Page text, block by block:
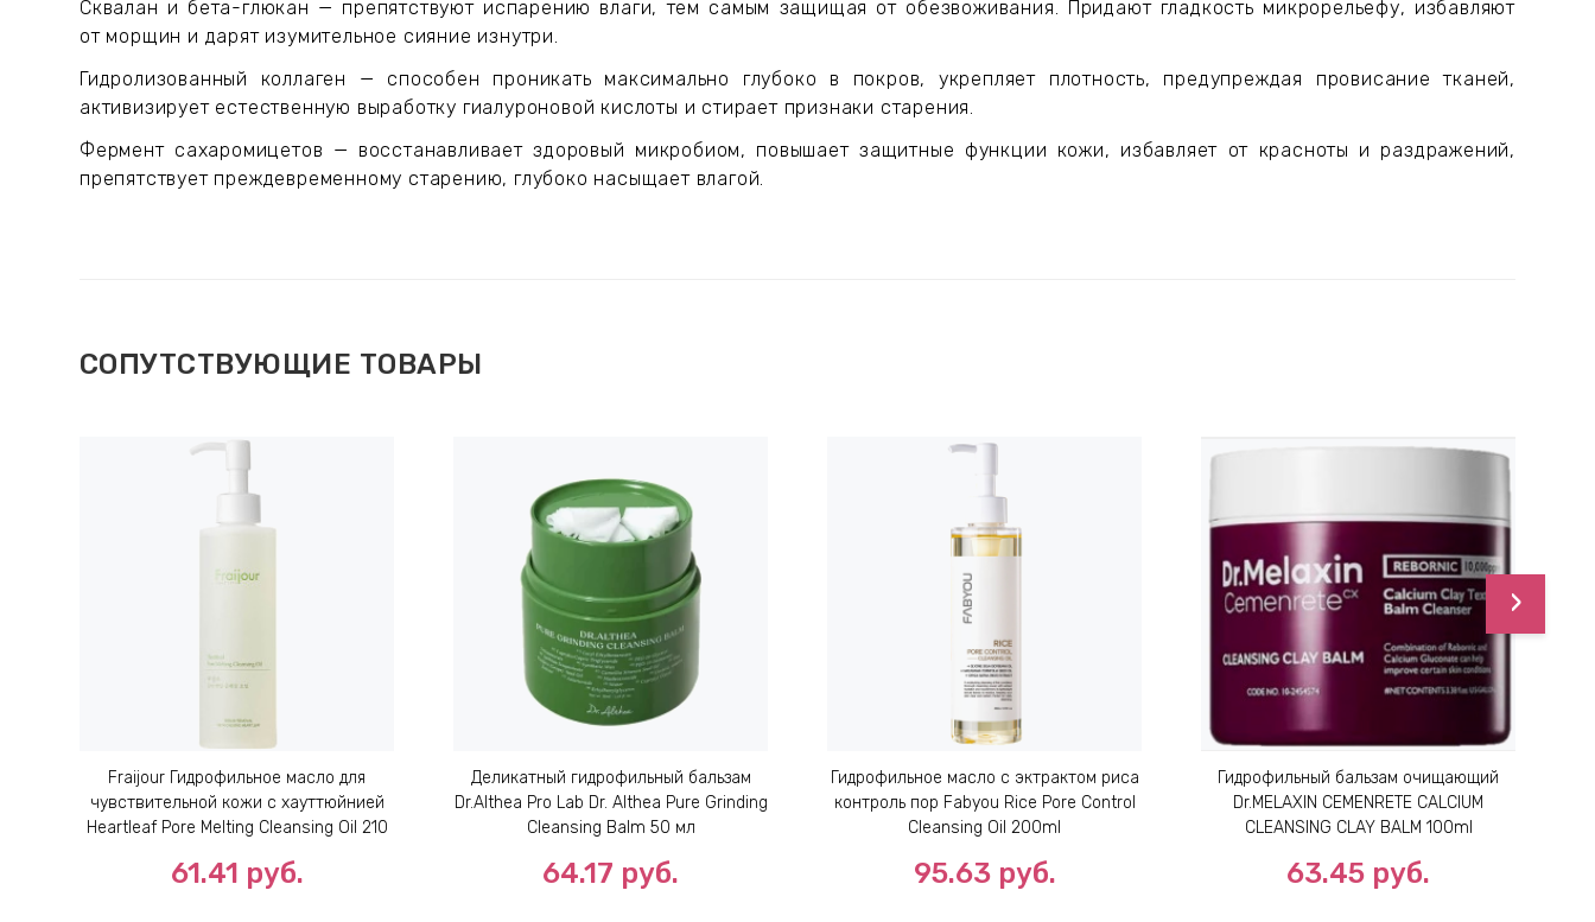
Сквалан и бета-глюкан — препятствуют испарению влаги, тем самым защищая от обезвоживания. Придают гладкость микрорельефу, избавляют
от морщин и дарят изумительное сияние изнутри.
Гидролизованный коллаген — способен проникать максимально глубоко в покров, укрепляет плотность, предупреждая провисание тканей,
активизирует естественную выработку гиалуроновой кислоты и стирает признаки старения.
Фермент сахаромицетов — восстанавливает здоровый микробиом, повышает защитные функции кожи, избавляет от красноты и раздражений,
препятствует преждевременному старению, глубоко насыщает влагой.
СОПУТСТВУЮЩИЕ ТОВАРЫ
Fraijour Гидрофильное масло для
чувствительной кожи с хауттюйнией
Heartleaf Pore Melting Cleansing Oil 210
61.41 руб.
Деликатный гидрофильный бальзам
Dr.Althea Pro Lab Dr. Althea Pure Grinding
Cleansing Balm 50 мл
64.17 руб.
Гидрофильное масло с эктрактом риса
контроль пор Fabyou Rice Pore Control
Cleansing Oil 200ml
95.63 руб.
Гидрофильный бальзам очищающий
Dr.MELAXIN CEMENRETE CALCIUM
CLEANSING CLAY BALM 100ml
63.45 руб.
›